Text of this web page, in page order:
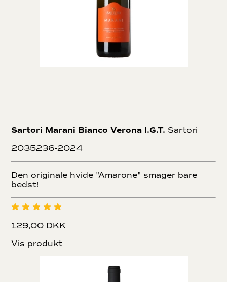
Sartori Marani Bianco Verona I.G.T. Sartori
2035236-2024
Den originale hvide "Amarone" smager bare
bedst!
129,00 DKK
Vis produkt